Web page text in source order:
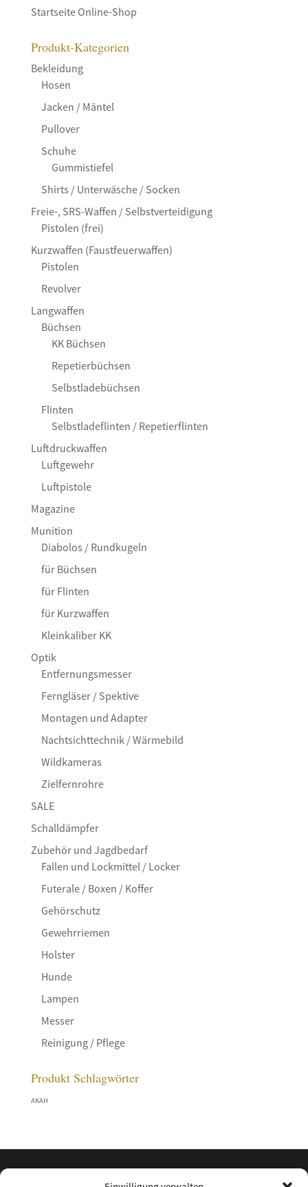
Startseite Online-Shop
Produkt-Kategorien
Bekleidung
Hosen
Jacken / Mäntel
Pullover
Schuhe
Gummistiefel
Shirts / Unterwäsche / Socken
Freie-, SRS-Waffen / Selbstverteidigung
Pistolen (frei)
Kurzwaffen (Faustfeuerwaffen)
Pistolen
Revolver
Langwaffen
Büchsen
KK Büchsen
Repetierbüchsen
Selbstladebüchsen
Flinten
Selbstladeflinten / Repetierflinten
Luftdruckwaffen
Luftgewehr
Luftpistole
Magazine
Munition
Diabolos / Rundkugeln
für Büchsen
für Flinten
für Kurzwaffen
Kleinkaliber KK
Optik
Entfernungsmesser
Ferngläser / Spektive
Montagen und Adapter
Nachtsichttechnik / Wärmebild
Wildkameras
Zielfernrohre
SALE
Schalldämpfer
Zubehör und Jagdbedarf
Fallen und Lockmittel / Locker
Futerale / Boxen / Koffer
Gehörschutz
Gewehrriemen
Holster
Hunde
Lampen
Messer
Reinigung / Pflege
Produkt Schlagwörter
AKAH